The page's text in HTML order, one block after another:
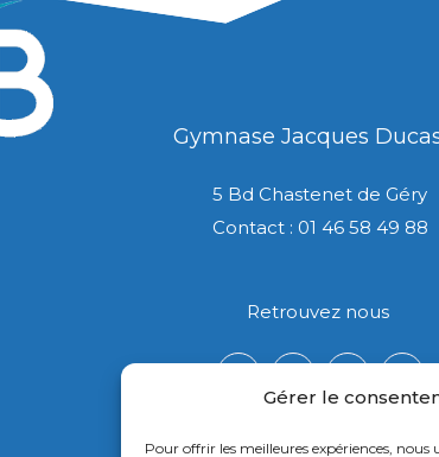
Gérer le
Pour offrir les meilleures expériences, nous
Gymnase Jacques
5 Bd Chastenet de Géry
Contact : 01 46 58 49 88
Retrouvez nous